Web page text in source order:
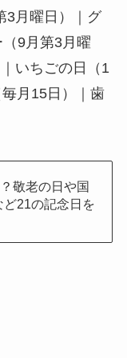
3月曜日）｜グ
9月第3月曜
いちごの日（1
月15日）｜歯
敬老の日や国
21の記念日を